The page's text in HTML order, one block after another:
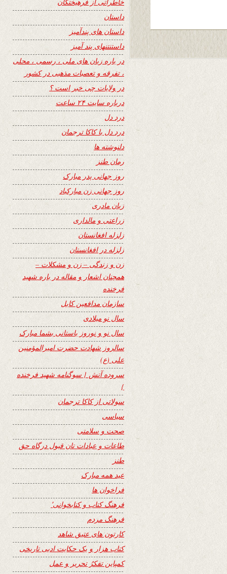
داستان
داستان های پندآمیز
داستنتنهای پند آمیز
در باره زبان های ملی ، رسمی ، محلی
، تفرقه و تعصبات مذهبی در کشور
در ولایات چی خبر است ؟
درباره سایت ۲۴ ساعت
درد دل
درد دل با کاکا ترجمان
دلنوشته ها
رمان طنز
روز جهانی پدر مبارک
روز جهانی زن مبارکباد
زبان مادری
زراعتی و مالداری
زلزله افغانستان
زلزله در افغانستان
زن و زندگی – زن و مشکلات –
همچنان اشعار و مقاله در باره شهید
فرخنده
سازمان مدافعین کابل
سال نو میلادی
سال نو و نوروز باستانی بشما مبارک
سالروز شهادت حضرت امیرالمؤمنین
علی (ع)
سروده آتش { سوگنامه شهید فرخنده
}
سولاتی از کاکا ترجمان
سیاسی
صحت و سلامتی
طاعات و عبادات تان قبول درگاه حق
طنز
عید همه مبارک
فراخوان ها
فرهنگ کتاب و کتابخوانی٬
فرهنگ مردم
کارتون های عتیق شاهد
کتاب هزار و یک حکایت ادبی تاریخی
کمپاین تفکرُ تحریر و عمل